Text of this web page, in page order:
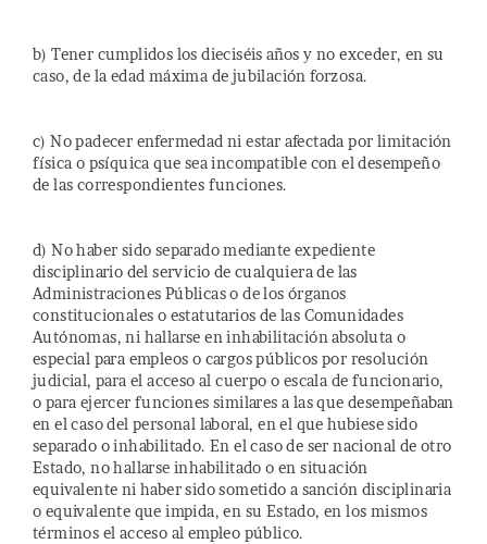
b) Tener cumplidos los dieciséis años y no exceder, en su
caso, de la edad máxima de jubilación forzosa.
c) No padecer enfermedad ni estar afectada por limitación
física o psíquica que sea incompatible con el desempeño
de las correspondientes funciones.
d) No haber sido separado mediante expediente
disciplinario del servicio de cualquiera de las
Administraciones Públicas o de los órganos
constitucionales o estatutarios de las Comunidades
Autónomas, ni hallarse en inhabilitación absoluta o
especial para empleos o cargos públicos por resolución
judicial, para el acceso al cuerpo o escala de funcionario,
o para ejercer funciones similares a las que desempeñaban
en el caso del personal laboral, en el que hubiese sido
separado o inhabilitado. En el caso de ser nacional de otro
Estado, no hallarse inhabilitado o en situación
equivalente ni haber sido sometido a sanción disciplinaria
o equivalente que impida, en su Estado, en los mismos
términos el acceso al empleo público.